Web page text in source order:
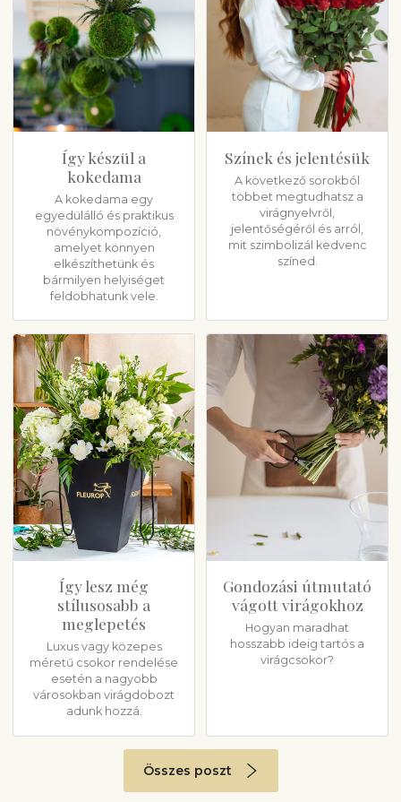
Így készül a
kokedama
A kokedama egy
egyedülálló és praktikus
növénykompozíció,
amelyet könnyen
elkészíthetünk és
bármilyen helyiséget
feldobhatunk vele.
Színek és jelentésük
A következő sorokból
többet megtudhatsz a
virágnyelvről,
jelentőségéről és arról,
mit szimbolizál kedvenc
színed.
Így lesz még
stílusosabb a
meglepetés
Luxus vagy közepes
méretű csokor rendelése
esetén a nagyobb
városokban virágdobozt
adunk hozzá.
Gondozási útmutató
vágott virágokhoz
Hogyan maradhat
hosszabb ideig tartós a
virágcsokor?
Összes poszt